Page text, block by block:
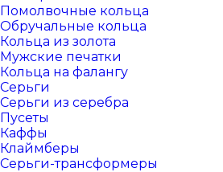
Помолвочные кольца
Обручальные кольца
Кольца из золота
Мужские печатки
Кольца на фалангу
Серьги
Серьги из серебра
Пусеты
Каффы
Клаймберы
Серьги-трансформеры